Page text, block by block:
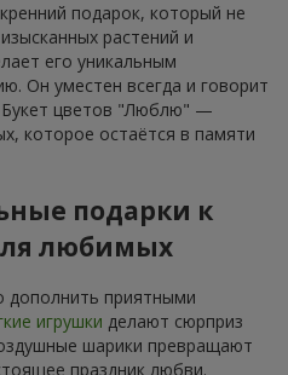
подарок, который не
растений и
его уникальным
Он уместен всегда и говорит
Букет цветов "Люблю" —
которое остаётся в памяти
подарки к
любимых
дополнить приятными
игрушки делают сюрприз
шарики превращают
праздник любви.